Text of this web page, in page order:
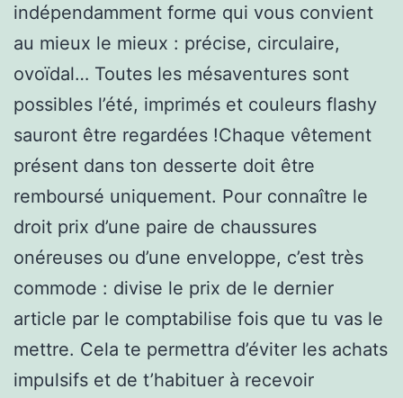
indépendamment forme qui vous convient
au mieux le mieux : précise, circulaire,
ovoïdal… Toutes les mésaventures sont
possibles l’été, imprimés et couleurs flashy
sauront être regardées !Chaque vêtement
présent dans ton desserte doit être
remboursé uniquement. Pour connaître le
droit prix d’une paire de chaussures
onéreuses ou d’une enveloppe, c’est très
commode : divise le prix de le dernier
article par le comptabilise fois que tu vas le
mettre. Cela te permettra d’éviter les achats
impulsifs et de t’habituer à recevoir